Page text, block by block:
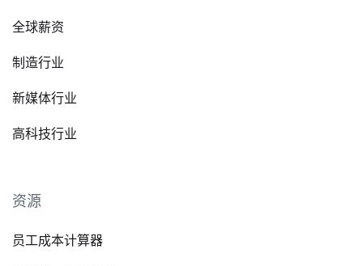
全球薪资
制造行业
新媒体行业
高科技行业
资源
员工成本计算器